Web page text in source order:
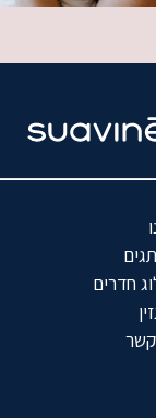
חדרים